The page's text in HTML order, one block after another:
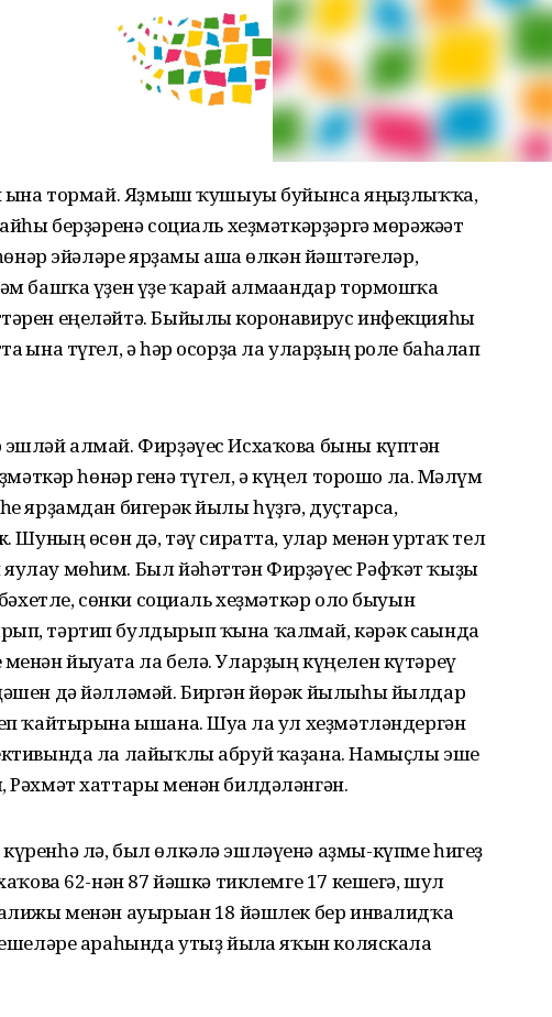
ғына тормай. Яҙмыш ҡушыуы буйынса яңғыҙлыҡҡа,
берҙәренә социаль хеҙмәткәрҙәргә мөрәжәғәт
эйәләре ярҙамы аша өлкән йәштәгеләр,
башҡа үҙен үҙе ҡарай алмағандар тормошҡа
еңеләйтә. Быйылғы коронавирус инфекцияһы
ғына түгел, ә һәр осорҙа ла уларҙың роле баһалап
алмай. Фирҙәүес Исхаҡова быны күптән
һөнәр генә түгел, ә күңел торошо ла. Мәғлүм
ярҙамдан бигерәк йылы һүҙгә, дуҫтарса,
Шуның өсөн дә, тәү сиратта, улар менән уртаҡ тел
мөһим. Был йәһәттән Фирҙәүес Рәфҡәт ҡыҙы
сөнки социаль хеҙмәткәр оло быуын
тәртип булдырып ҡына ҡалмай, кәрәк сағында
йыуата ла белә. Уларҙың күңелен күтәреү
дә йәлләмәй. Биргән йөрәк йылыһы йылдар
ҡайтырына ышана. Шуға ла ул хеҙмәтләндергән
ла лайыҡлы абруй ҡаҙана. Намыҫлы эше
хаттары менән билдәләнгән.
лә, был өлкәлә эшләүенә аҙмы-күпме һигеҙ
62-нән 87 йәшкә тиклемге 17 кешегә, шул
менән ауырыған 18 йәшлек бер инвалидҡа
араһында утыҙ йылға яҡын коляскала